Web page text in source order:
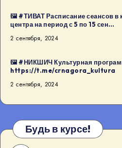
🖼 #ТИВАТ Расписание сеансов в
центра на период с 5 по 15 сен…
2 сентября, 2024
🖼 #НИКШИЧ Культурная
https://t.me/crnagora_kultura
2 сентября, 2024
Будь в курсе!